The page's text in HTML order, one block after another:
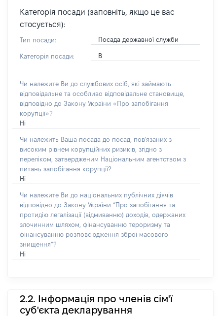
Категорія посади (заповніть, якщо це вас
стосується):
Тип посади: Посада державної служби
Категорія посади: В
Чи належите Ви до службових осіб, які займають
відповідальне та особливо відповідальне становище,
відповідно до Закону України «Про запобігання
корупції»?
Ні
Чи належить Ваша посада до посад, пов'язаних з
високим рівнем корупційних ризиків, згідно з
переліком, затвердженим Національним агентством з
питань запобігання корупції?
Ні
Чи належите Ви до національних публічних діячів
відповідно до Закону України “Про запобігання та
протидію легалізації (відмиванню) доходів, одержаних
злочинним шляхом, фінансуванню тероризму та
фінансуванню розповсюдження зброї масового
знищення”?
Ні
2.2. Інформація про членів сім'ї
суб'єкта декларування